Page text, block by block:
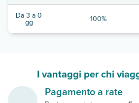
Da 3 a 0
gg 100%
I vantaggi per chi
Pagamento a rate